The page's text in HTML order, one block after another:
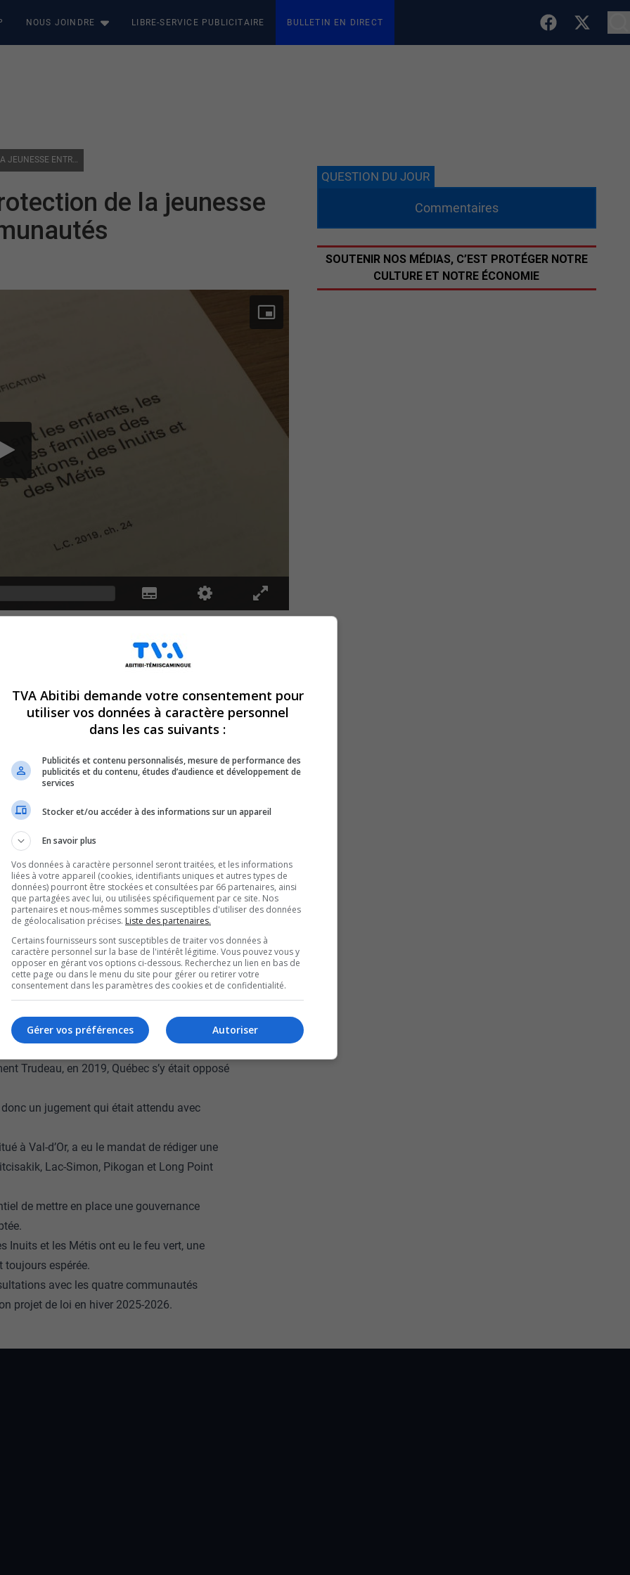
NOUS JOINDRE LIBRE-SERVICE PUBLICITAIRE BULLETIN EN DIRECT
PREMIÈRES NATIONS : LA PROTECTION DE LA JEUNESSE ENTRE LES MAINS DES COMMUNAUTÉS
de la jeunesse
pourront prendre en
de protection à
de Lac-Simon, et Regis Penosway, le
victoire en termes d’autonomie
Trudeau, en 2019, Québec s’y était opposé
un jugement qui était attendu avec
à Val-d’Or, a eu le mandat de rédiger une
Lac-Simon, Pikogan et Long Point
de mettre en place une gouvernance
Inuits et les Métis ont eu le feu vert, une
toujours espérée.
avec les quatre communautés
projet de loi en hiver 2025-2026.
QUESTION DU JOUR
Commentaires
SOUTENIR NOS MÉDIAS, C’EST PROTÉGER NOTRE
CULTURE ET NOTRE ÉCONOMIE
TVA Abitibi demande votre consentement pour
utiliser vos données à caractère personnel
dans les cas suivants :
Publicités et contenu personnalisés, mesure de performance des
publicités et du contenu, études d’audience et développement de
services
Stocker et/ou accéder à des informations sur un appareil
En savoir plus
Vos données à caractère personnel seront traitées, et les informations
liées à votre appareil (cookies, identifiants uniques et autres types de
données) pourront être stockées et consultées par 66 partenaires, ainsi
que partagées avec lui, ou utilisées spécifiquement par ce site. Nos
partenaires et nous-mêmes sommes susceptibles d'utiliser des données
de géolocalisation précises. Liste des partenaires.
Certains fournisseurs sont susceptibles de traiter vos données à
caractère personnel sur la base de l'intérêt légitime. Vous pouvez vous y
opposer en gérant vos options ci-dessous. Recherchez un lien en bas de
cette page ou dans le menu du site pour gérer ou retirer votre
consentement dans les paramètres des cookies et de confidentialité.
Autoriser
Gérer vos préférences